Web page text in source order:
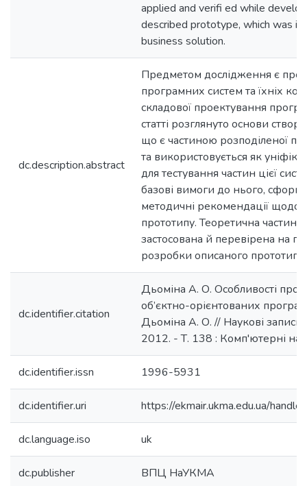
applied and verifi ed while
described prototype, which was
business solution.
dc.description.abstract
Предметом дослідження є
програмних систем та їхніх
складової проектування
статті розглянуто основи
що є частиною розподіленої
та використовується як
для тестування частин цієї
базові вимоги до нього,
методичні рекомендації щодо
прототипу. Теоретична
застосована й перевірена на
розробки описаного прототипу.
dc.identifier.citation
Дьоміна А. О. Особливості
об’єктно-орієнтованих
Дьоміна А. О. // Наукові
2012. - Т. 138 : Комп'ютерні
dc.identifier.issn 1996-5931
dc.identifier.uri https://ekmair.ukma.edu.ua/
dc.language.iso uk
dc.publisher ВПЦ НаУКМА